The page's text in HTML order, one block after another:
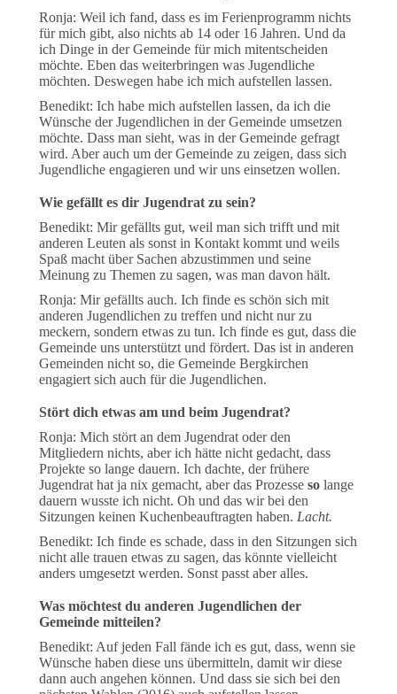
Ronja: Weil ich fand, dass es im Ferienprogramm nichts
für mich gibt, also nichts ab 14 oder 16 Jahren. Und da
ich Dinge in der Gemeinde für mich mitentscheiden
möchte. Eben das weiterbringen was Jugendliche
möchten. Deswegen habe ich mich aufstellen lassen.
Benedikt: Ich habe mich aufstellen lassen, da ich die
Wünsche der Jugendlichen in der Gemeinde umsetzen
möchte. Dass man sieht, was in der Gemeinde gefragt
wird. Aber auch um der Gemeinde zu zeigen, dass sich
Jugendliche engagieren und wir uns einsetzen wollen.
Wie gefällt es dir Jugendrat zu sein?
Benedikt: Mir gefällts gut, weil man sich trifft und mit
anderen Leuten als sonst in Kontakt kommt und weils
Spaß macht über Sachen abzustimmen und seine
Meinung zu Themen zu sagen, was man davon hält.
Ronja: Mir gefällts auch. Ich finde es schön sich mit
anderen Jugendlichen zu treffen und nicht nur zu
meckern, sondern etwas zu tun. Ich finde es gut, dass die
Gemeinde uns unterstützt und fördert. Das ist in anderen
Gemeinden nicht so, die Gemeinde Bergkirchen
engagiert sich auch für die Jugendlichen.
Stört dich etwas am und beim Jugendrat?
Ronja: Mich stört an dem Jugendrat oder den
Mitgliedern nichts, aber ich hätte nicht gedacht, dass
Projekte so lange dauern. Ich dachte, der frühere
Jugendrat hat ja nix gemacht, aber das Prozesse so lange
dauern wusste ich nicht. Oh und das wir bei den
Sitzungen keinen Kuchenbeauftragten haben. Lacht.
Benedikt: Ich finde es schade, dass in den Sitzungen sich
nicht alle trauen etwas zu sagen, das könnte vielleicht
anders umgesetzt werden. Sonst passt aber alles.
Was möchtest du anderen Jugendlichen der
Gemeinde mitteilen?
Benedikt: Auf jeden Fall fände ich es gut, dass, wenn sie
Wünsche haben diese uns übermitteln, damit wir diese
dann auch angehen können. Und dass sie sich bei den